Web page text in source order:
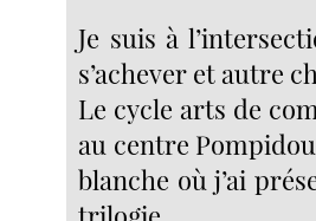
Je suis à
s’achever et autre
Le cycle arts de
au centre
blanche où j’ai